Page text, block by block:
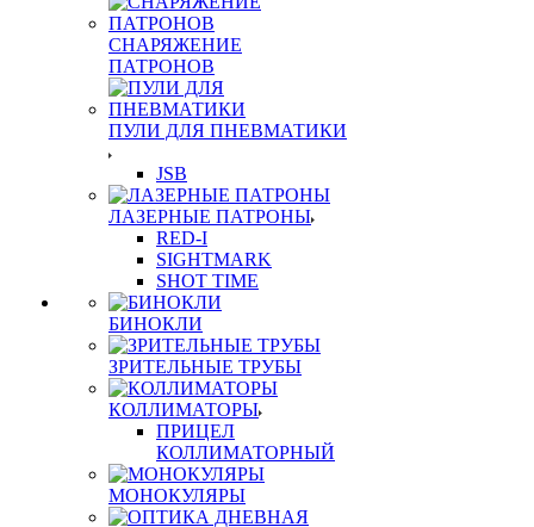
СНАРЯЖЕНИЕ
ПАТРОНОВ
ПУЛИ ДЛЯ ПНЕВМАТИКИ
JSB
ЛАЗЕРНЫЕ ПАТРОНЫ
RED-I
SIGHTMARK
SHOT TIME
БИНОКЛИ
ЗРИТЕЛЬНЫЕ ТРУБЫ
КОЛЛИМАТОРЫ
ПРИЦЕЛ
КОЛЛИМАТОРНЫЙ
МОНОКУЛЯРЫ